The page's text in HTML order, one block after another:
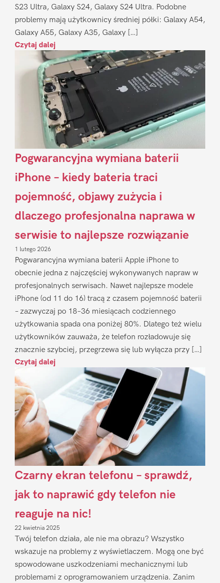
S23 Ultra, Galaxy S24, Galaxy S24 Ultra. Podobne
problemy mają użytkownicy średniej półki: Galaxy A54,
Galaxy A55, Galaxy A35, Galaxy […]
Czytaj dalej
Pogwarancyjna wymiana baterii
iPhone – kiedy bateria traci
pojemność, objawy zużycia i
dlaczego profesjonalna naprawa w
serwisie to najlepsze rozwiązanie
1 lutego 2026
Pogwarancyjna wymiana baterii Apple iPhone to
obecnie jedna z najczęściej wykonywanych napraw w
profesjonalnych serwisach. Nawet najlepsze modele
iPhone (od 11 do 16) tracą z czasem pojemność baterii
– zazwyczaj po 18–36 miesiącach codziennego
użytkowania spada ona poniżej 80%. Dlatego też wielu
użytkowników zauważa, że telefon rozładowuje się
znacznie szybciej, przegrzewa się lub wyłącza przy […]
Czytaj dalej
Czarny ekran telefonu – sprawdź,
jak to naprawić gdy telefon nie
reaguje na nic!
22 kwietnia 2025
Twój telefon działa, ale nie ma obrazu? Wszystko
wskazuje na problemy z wyświetlaczem. Mogą one być
spowodowane uszkodzeniami mechanicznymi lub
problemami z oprogramowaniem urządzenia. Zanim